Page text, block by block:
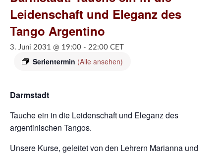
Leidenschaft und Eleganz des
Tango Argentino
3. Juni 2031 @ 19:00 - 22:00 CET
Serientermin (Alle ansehen)
Darmstadt
Tauche ein in die Leidenschaft und Eleganz des
argentinischen Tangos.
Unsere Kurse, geleitet von den Lehrern Marianna und